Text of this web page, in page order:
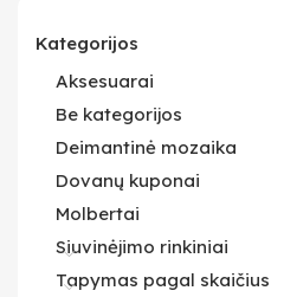
Kategorijos
Aksesuarai
Be kategorijos
Deimantinė mozaika
Dovanų kuponai
Molbertai
Siuvinėjimo rinkiniai
Tapymas pagal skaičius